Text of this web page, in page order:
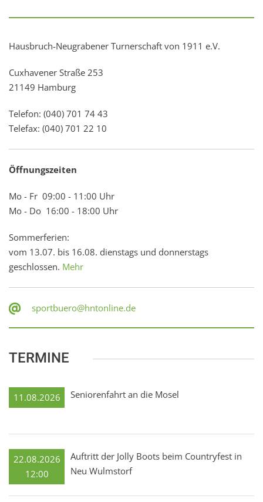
Hausbruch-Neugrabener Turnerschaft von 1911 e.V.
Cuxhavener Straße 253
21149 Hamburg
Telefon: (040) 701 74 43
Telefax: (040) 701 22 10
Öffnungszeiten
Mo - Fr 09:00 - 11:00 Uhr
Mo - Do 16:00 - 18:00 Uhr
Sommerferien:
vom 13.07. bis 16.08. dienstags und donnerstags
geschlossen. Mehr
sportbuero@hntonline.de
TERMINE
11.08.2026 Seniorenfahrt an die Mosel
22.08.2026
12:00
Auftritt der Jolly Boots beim Countryfest in
Neu Wulmstorf